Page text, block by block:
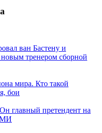
ван Бастену и
тренером сборной
мира. Кто такой
бои
главный претендент на